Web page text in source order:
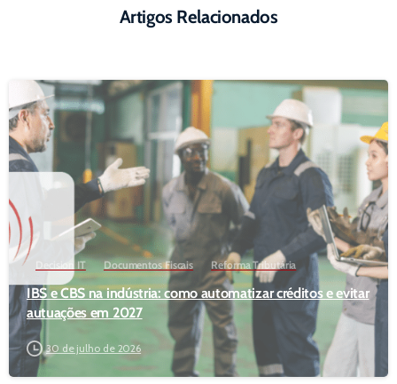
Artigos Relacionados
Decision IT Documentos Fiscais Reforma Tributária
IBS e CBS na indústria: como automatizar créditos e evitar
autuações em 2027
30 de julho de 2026